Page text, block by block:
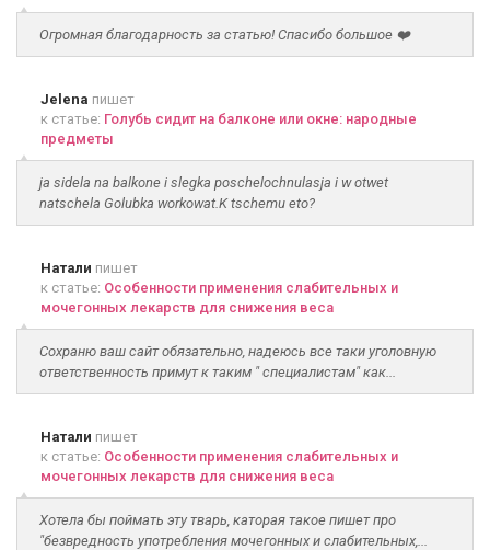
Огромная благодарность за статью! Спасибо большое ❤️
Jelena пишет
к статье: Голубь сидит на балконе или окне: народные
предметы
ja sidela na balkone i slegka poschelochnulasja i w otwet
natschela Golubka workowat.K tschemu eto?
Натали пишет
к статье: Особенности применения слабительных и
мочегонных лекарств для снижения веса
Сохраню ваш сайт обязательно, надеюсь все таки уголовную
ответственность примут к таким " специалистам" как...
Натали пишет
к статье: Особенности применения слабительных и
мочегонных лекарств для снижения веса
Хотела бы поймать эту тварь, каторая такое пишет про
"безвредность употребления мочегонных и слабительных,...